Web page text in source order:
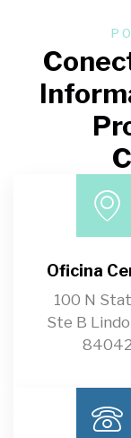
Oficina
100 N
Ste B
84042